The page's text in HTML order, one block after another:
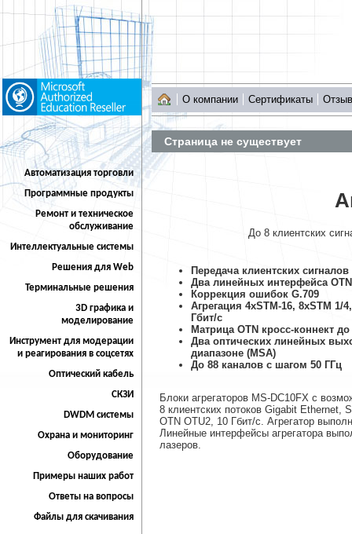
Автоматизация торговли
Программные продукты
Ремонт и техническое
обслуживание
Интеллектуальные системы
Решения для Web
Терминальные решения
3D графика и
моделирование
Инструмент для модерации
и реагирования в соцсетях
Оптический кабель
СКЗИ
DWDM системы
Охрана и мониторинг
Оборудование
Примеры наших работ
Ответы на вопросы
Файлы для скачивания
О компании Сертификаты
Страница не существует
До 8 клиентских
Передача клиентских
Два линейных интерфейса
Коррекция ошибок G.709
Агрегация 4хSTM-16, 8хSTM
Гбит/с
Матрица OTN кросс-коннект до
Два оптических линейных
диапазоне (MSA)
До 88 каналов с шагом 50 ГГц
Блоки агрегаторов MS-DC10FX c
8 клиентских потоков Gigabit Ethernet,
OTN OTU2, 10 Гбит/с. Агрегатор
Линейные интерфейсы агрегатора
лазеров.